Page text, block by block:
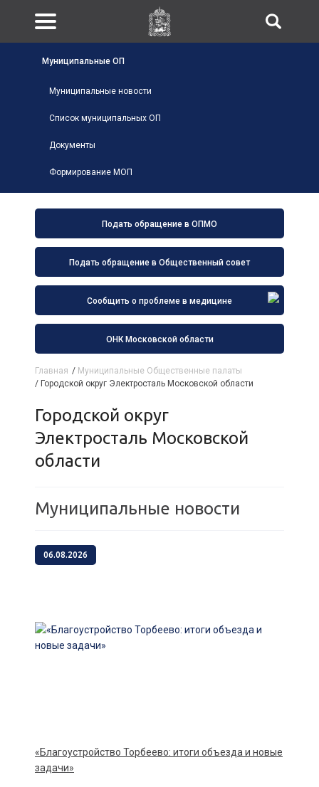
Подать обращение в ОПМО
Подать обращение в Общественный совет
Сообщить о проблеме в медицине
ОНК Московской области
Муниципальные ОП
Муниципальные новости
Список муниципальных ОП
Документы
Формирование МОП
Главная / Муниципальные Общественные палаты
/ Городской округ Электросталь Московской области
Городской округ
Электросталь Московской
области
Муниципальные новости
06.08.2026
«Благоустройство Торбеево: итоги объезда и новые
задачи»